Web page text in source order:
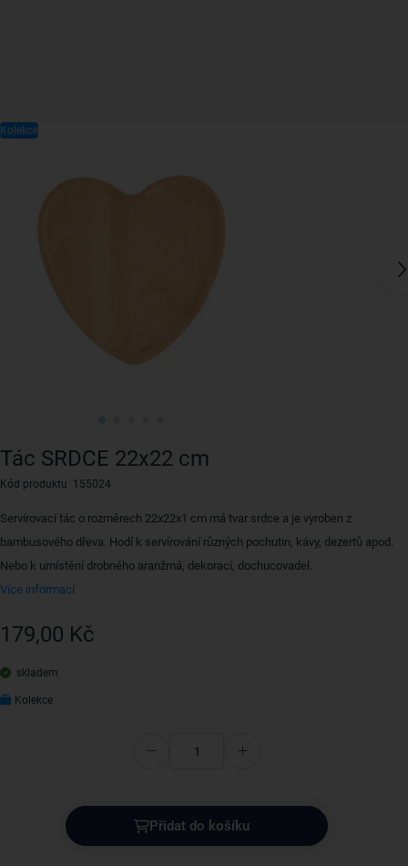
Tác SRDCE 22x22 cm
Kód produktu 155024
Servírovací tác o rozměrech 22x22x1 cm má tvar srdce a je vyroben z
bambusového dřeva. Hodí k servírování různých pochutin, kávy, dezertů apod.
Nebo k umístění drobného aranžmá, dekorací, dochucovadel.
Více informací
179,00 Kč
skladem
Kolekce
Přidat do košíku
Kolekce